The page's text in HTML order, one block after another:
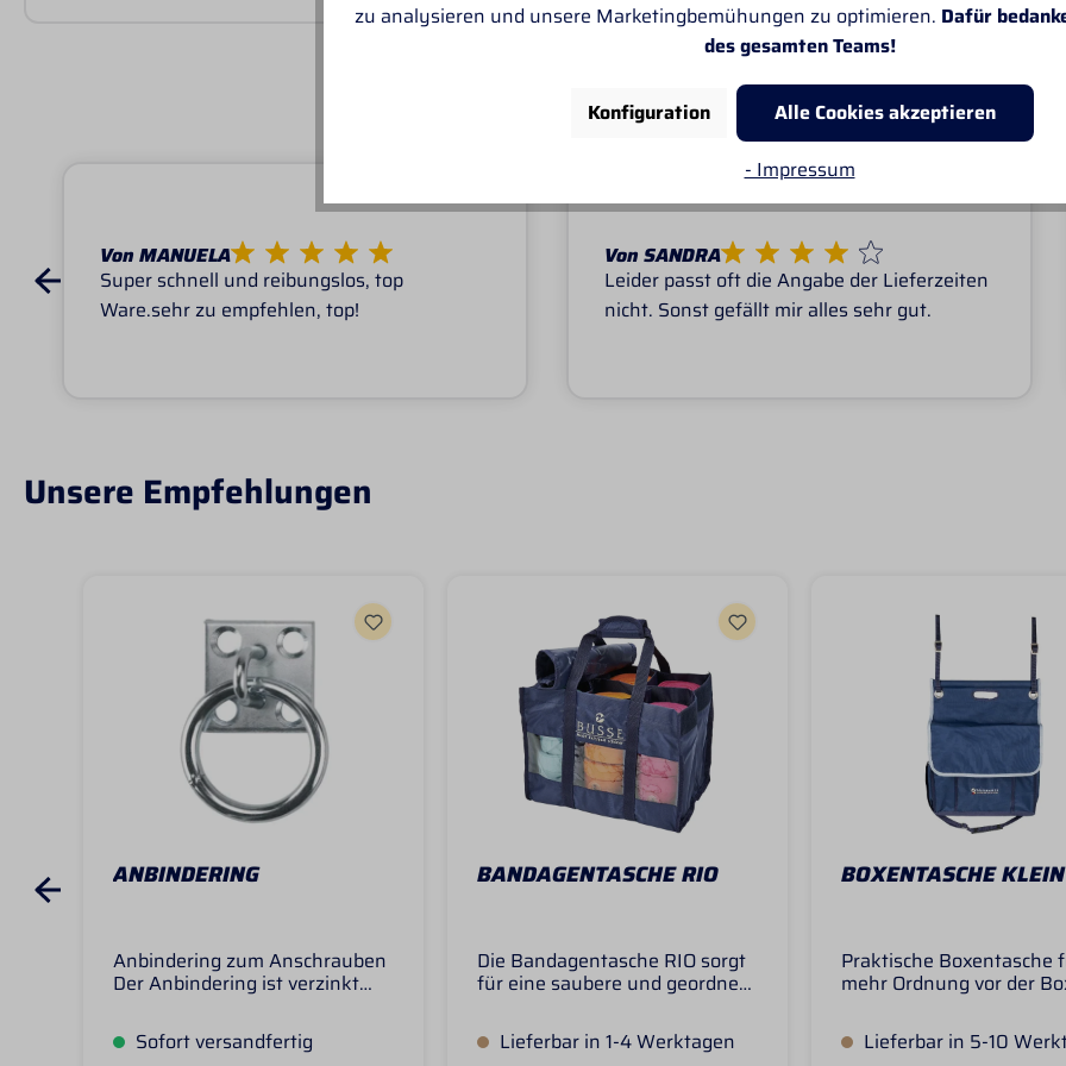
UNSERE KUNDEN ÜBER
Von MANUELA
Super schnell und reibungslos, top
Ware.sehr zu empfehlen, top!
Von SANDRA
Leider passt oft die Angabe der Lieferzeiten
nicht. Sonst gefällt mir alles sehr gut.
Unsere Empfehlungen
ANBINDERING
Anbindering zum Anschrauben
Der Anbindering ist verzinkt
zum Anschrauben. Mit 4
Schrauben läßt sich der
Sofort versandfertig
BANDAGENTASCHE RIO
Die Bandagentasche RIO sorgt
für eine saubere und geordnete
Gamaschen und Streichkappen.
Die sechs abgetrennten Fächer
Lieferbar in 1-4 Werktagen
BOXENTASCHE KLEIN
Praktische Boxentasche
mehr Ordnung vor der
Putzzeug, Halfter, etc. Die
Tasche lässt sich
Lieferbar in 5-10
zu analysieren und unsere Marketingbemühungen zu optimieren. Dafür
des gesamten Teams!
Konfiguration
Alle Cookies akzeptieren
- Impressum